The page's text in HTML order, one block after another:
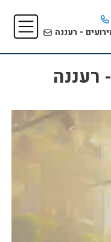
- רעננה
רעננה